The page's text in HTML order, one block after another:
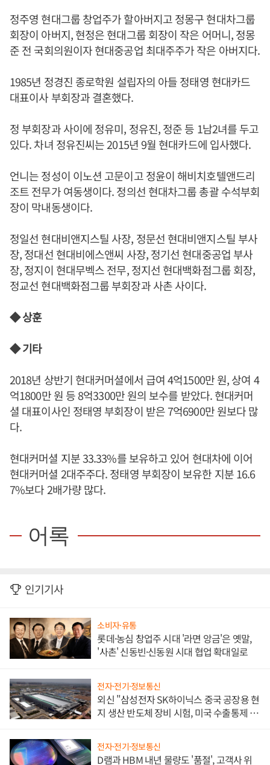
정주영 현대그룹 창업주가 할아버지고 정몽구 현대차그룹
회장이 아버지, 현정은 현대그룹 회장이 작은 어머니, 정몽
준 전 국회의원이자 현대중공업 최대주주가 작은 아버지다.
1985년 정경진 종로학원 설립자의 아들 정태영 현대카드
대표이사 부회장과 결혼했다.
정 부회장과 사이에 정유미, 정유진, 정준 등 1남2녀를 두고
있다. 차녀 정유진씨는 2015년 9월 현대카드에 입사했다.
언니는 정성이 이노션 고문이고 정윤이 해비치호텔앤드리
조트 전무가 여동생이다. 정의선 현대차그룹 총괄 수석부회
장이 막내동생이다.
정일선 현대비앤지스틸 사장, 정문선 현대비앤지스틸 부사
장, 정대선 현대비에스앤씨 사장, 정기선 현대중공업 부사
장, 정지이 현대무벡스 전무, 정지선 현대백화점그룹 회장,
정교선 현대백화점그룹 부회장과 사촌 사이다.
◆ 상훈
◆ 기타
2018년 상반기 현대커머셜에서 급여 4억1500만 원, 상여 4
억1800만 원 등 8억3300만 원의 보수를 받았다. 현대커머
셜 대표이사인 정태영 부회장이 받은 7억6900만 원보다 많
다.
현대커머셜 지분 33.33%를 보유하고 있어 현대차에 이어
현대커머셜 2대주주다. 정태영 부회장이 보유한 지분 16.6
7%보다 2배가량 많다.
어록
인기기사
소비자·유통
롯데·농심 창업주 시대 '라면 앙금'은 옛말,
'사촌' 신동빈·신동원 시대 협업 확대일로
전자·전기·정보통신
외신 "삼성전자 SK하이닉스 중국 공장용 현
지 생산 반도체 장비 시험, 미국 수출통제 대
전자·전기·정보통신
D램과 HBM 내년 물량도 '품절', 고객사 위